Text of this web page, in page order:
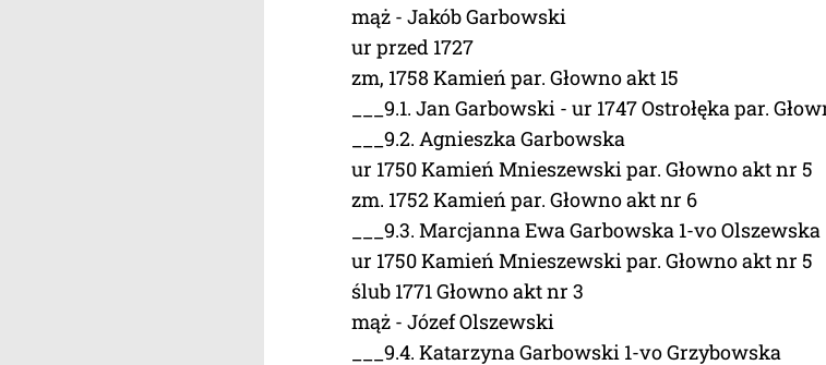
mąż - Jakób Garbowski
ur przed 1727
zm, 1758 Kamień par. Głowno akt 15
___9.1. Jan Garbowski - ur 1747 Ostrołęka par.
___9.2. Agnieszka Garbowska
ur 1750 Kamień Mnieszewski par. Głowno akt nr 5
zm. 1752 Kamień par. Głowno akt nr 6
___9.3. Marcjanna Ewa Garbowska 1-vo Olszewska
ur 1750 Kamień Mnieszewski par. Głowno akt nr 5
ślub 1771 Głowno akt nr 3
mąż - Józef Olszewski
___9.4. Katarzyna Garbowski 1-vo Grzybowska